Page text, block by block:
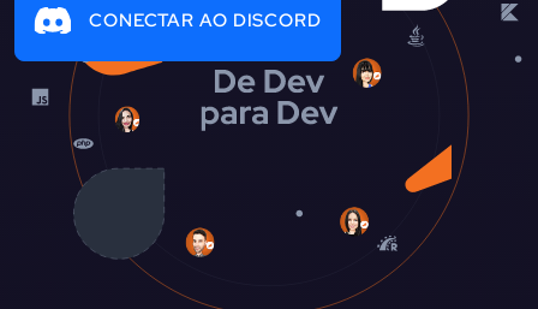
CONECTAR AO DISCORD